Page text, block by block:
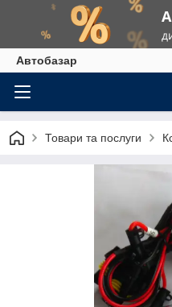
Автобазар
Товари та послуги